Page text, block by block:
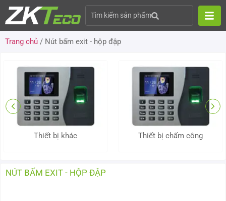
Tìm kiếm sản phẩm
Trang chủ / Nút bấm exit - hộp đập
Thiết bị khác Thiết bị chấm công
NÚT BẤM EXIT - HỘP ĐẬP